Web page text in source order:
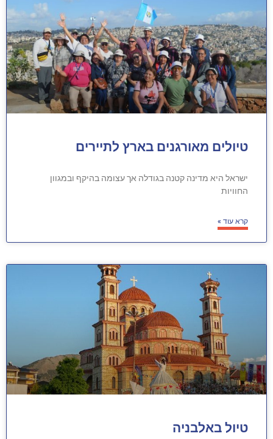
טיולים מאורגנים בארץ לתיירים
ישראל היא מדינה קטנה בגודלה אך עצומה בהיקף ובמגוון
החוויות
קרא עוד »
טיול באלבניה